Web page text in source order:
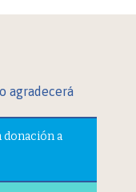
agradecerá
donación a